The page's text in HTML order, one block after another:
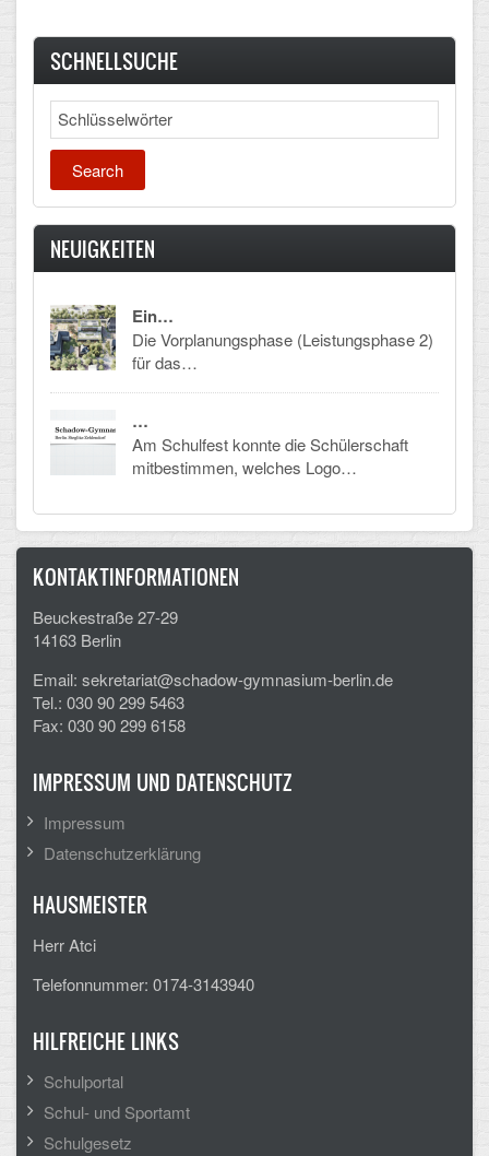
Ganztagsschule
Berufsorientierung
Klima-Projekt
Förderverein
Schulzeitung: Der Gottfried
FÄCHER
Deutsch und Fremdsprachen
Ethik, Philosophie und Religion
Gesellschaftswissenschaften
Mathematik, Informatik und Naturwissenschaften
Musische Fächer
ORGANISATION
Abitur
Freistellung/Entschuldigung
Kurswahl 10. Kl.
mPA
Wahlfächer
TERMINE
SCHNELLSUCHE
Search
NEUIGKEITEN
Ein…
Die Vorplanungsphase (Leistungsphase 2)
für das…
…
Am Schulfest konnte die Schülerschaft
mitbestimmen, welches Logo…
KONTAKTINFORMATIONEN
Beuckestraße 27-29
14163 Berlin
Email: sekretariat@schadow-gymnasium-berlin.de
Tel.: 030 90 299 5463
Fax: 030 90 299 6158
IMPRESSUM UND DATENSCHUTZ
Impressum
Datenschutzerklärung
HAUSMEISTER
Herr Atci
Telefonnummer: 0174-3143940
HILFREICHE LINKS
Schulportal
Schul- und Sportamt
Schulgesetz